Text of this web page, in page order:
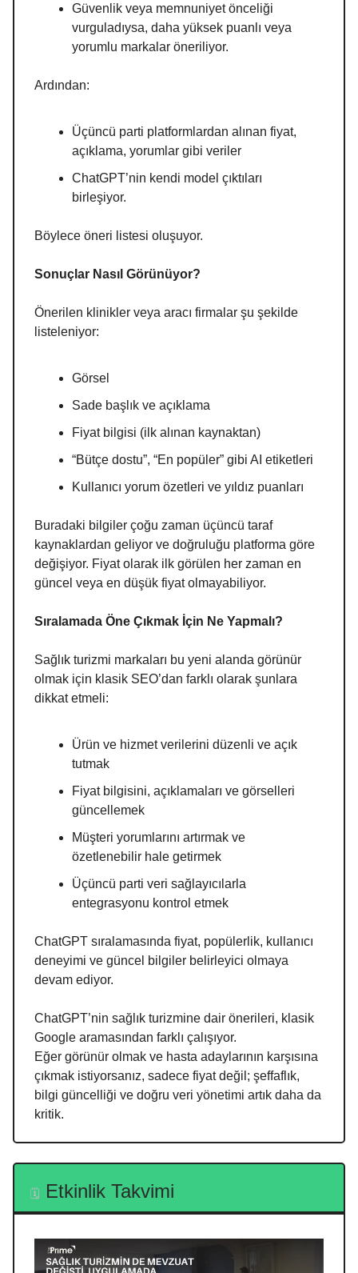
Güvenlik veya memnuniyet önceliği
vurguladıysa, daha yüksek puanlı veya
yorumlu markalar öneriliyor.
Ardından:
Üçüncü parti platformlardan alınan fiyat,
açıklama, yorumlar gibi veriler
ChatGPT’nin kendi model çıktıları
birleşiyor.
Böylece öneri listesi oluşuyor.
Sonuçlar Nasıl Görünüyor?
Önerilen klinikler veya aracı firmalar şu şekilde
listeleniyor:
Görsel
Sade başlık ve açıklama
Fiyat bilgisi (ilk alınan kaynaktan)
“Bütçe dostu”, “En popüler” gibi AI etiketleri
Kullanıcı yorum özetleri ve yıldız puanları
Buradaki bilgiler çoğu zaman üçüncü taraf
kaynaklardan geliyor ve doğruluğu platforma göre
değişiyor. Fiyat olarak ilk görülen her zaman en
güncel veya en düşük fiyat olmayabiliyor.
Sıralamada Öne Çıkmak İçin Ne Yapmalı?
Sağlık turizmi markaları bu yeni alanda görünür
olmak için klasik SEO’dan farklı olarak şunlara
dikkat etmeli:
Ürün ve hizmet verilerini düzenli ve açık
tutmak
Fiyat bilgisini, açıklamaları ve görselleri
güncellemek
Müşteri yorumlarını artırmak ve
özetlenebilir hale getirmek
Üçüncü parti veri sağlayıcılarla
entegrasyonu kontrol etmek
ChatGPT sıralamasında fiyat, popülerlik, kullanıcı
deneyimi ve güncel bilgiler belirleyici olmaya
devam ediyor.
ChatGPT’nin sağlık turizmine dair önerileri, klasik
Google aramasından farklı çalışıyor.
Eğer görünür olmak ve hasta adaylarının karşısına
çıkmak istiyorsanız, sadece fiyat değil; şeffaflık,
bilgi güncelliği ve doğru veri yönetimi artık daha da
kritik.
🗓️ Etkinlik Takvimi